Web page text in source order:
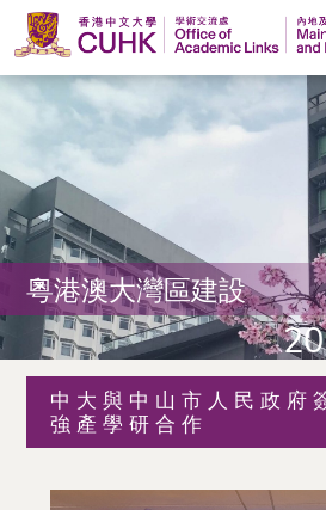
香
港
中
文
大
學
學
術
粵港澳大灣區建設
中大與中山市人民政府
強產學研合作